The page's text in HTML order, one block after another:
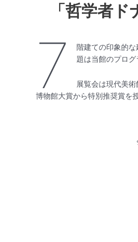
「哲学者
7
階建ての印象的
題は当館のプロ
展覧会は現代美
博物館大賞から特別推奨賞を